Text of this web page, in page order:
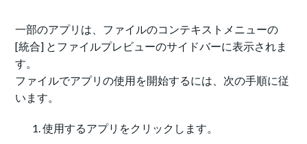
一部のアプリは、ファイルのコンテキストメニューの
[統合] とファイルプレビューのサイドバーに表示されま
す。
ファイルでアプリの使用を開始するには、次の手順に従
います。
使用するアプリをクリックします。